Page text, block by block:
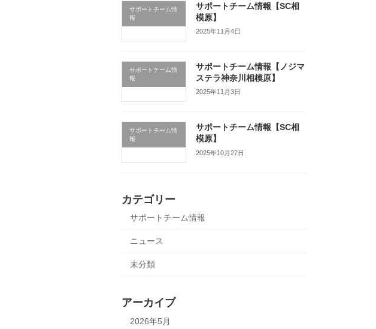
サポートチーム情
報
サポートチーム情報【SC相
模原】
2025年11月4日
サポートチーム情
報
サポートチーム情報【ノジマ
ステラ神奈川相模原】
2025年11月3日
サポートチーム情
報
サポートチーム情報【SC相
模原】
2025年10月27日
カテゴリー
サポートチーム情報
ニュース
未分類
アーカイブ
2026年5月